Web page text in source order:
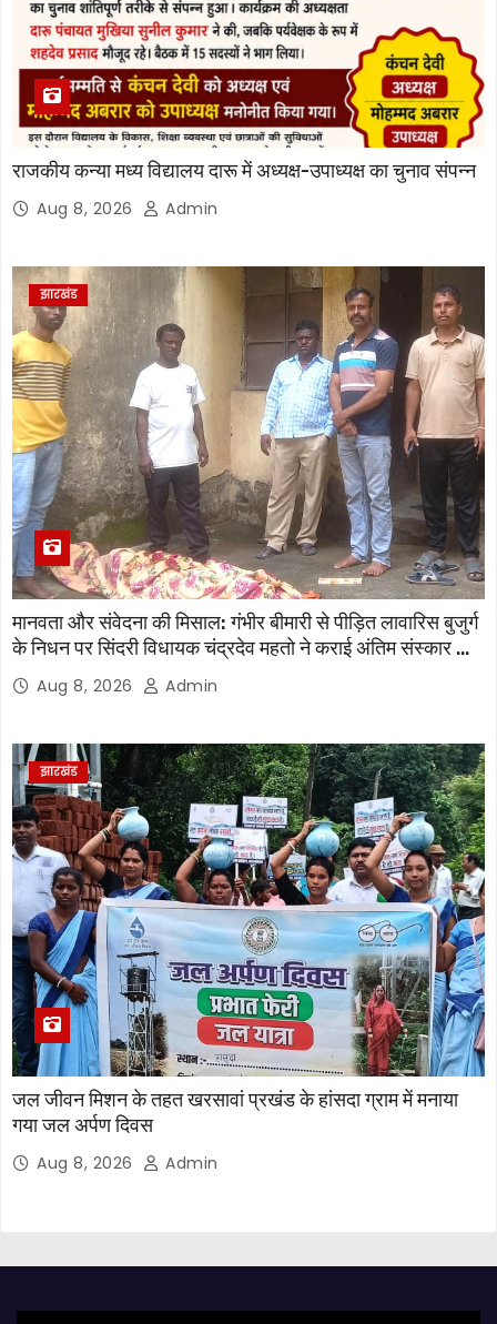
राजकीय कन्या मध्य विद्यालय दारू में अध्यक्ष-उपाध्यक्ष का चुनाव संपन्न
Aug 8, 2026 Admin
झारखंड
मानवता और संवेदना की मिसाल: गंभीर बीमारी से पीड़ित लावारिस बुजुर्ग
के निधन पर सिंदरी विधायक चंद्रदेव महतो ने कराई अंतिम संस्कार की
व्यवस्थाAug 8, 2026 Admin
झारखंड
जल जीवन मिशन के तहत खरसावां प्रखंड के हांसदा ग्राम में मनाया
गया जल अर्पण दिवस
Aug 8, 2026 Admin